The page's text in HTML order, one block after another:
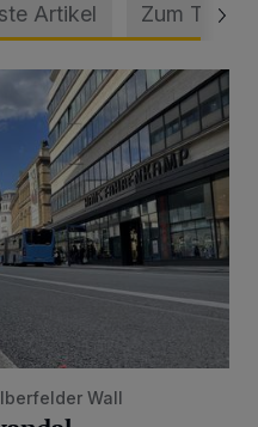
Artikel Zum Thema
Wall